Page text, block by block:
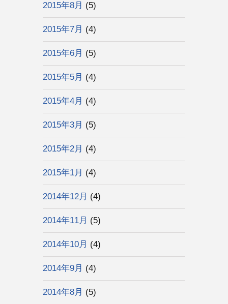
2015年8月 (5)
2015年7月 (4)
2015年6月 (5)
2015年5月 (4)
2015年4月 (4)
2015年3月 (5)
2015年2月 (4)
2015年1月 (4)
2014年12月 (4)
2014年11月 (5)
2014年10月 (4)
2014年9月 (4)
2014年8月 (5)